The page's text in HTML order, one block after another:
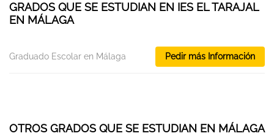
GRADOS QUE SE ESTUDIAN EN IES EL TARAJAL
EN MÁLAGA
Graduado Escolar en Málaga Pedir más Información
OTROS GRADOS QUE SE ESTUDIAN EN MÁLAGA